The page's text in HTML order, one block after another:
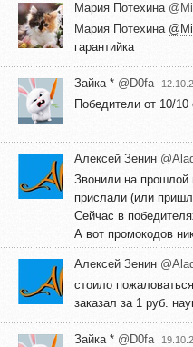
Мария Потехина
Мария Потехина
гарантийка
Зайка * @D0fa
Победители от 10/10
Алексей Зенин
Звонили на прошлой
прислали (или
Сейчас в
А вот промокодов
Алексей Зенин
стоило
заказал за 1 руб.
Зайка * @D0fa